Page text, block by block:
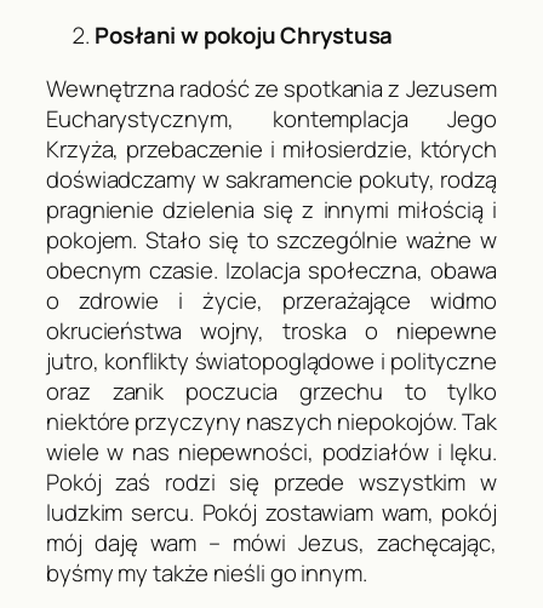
Posłani w pokoju Chrystusa
Wewnętrzna radość ze spotkania z Jezusem
Eucharystycznym, kontemplacja Jego
Krzyża, przebaczenie i miłosierdzie, których
doświadczamy w sakramencie pokuty, rodzą
pragnienie dzielenia się z innymi miłością i
pokojem. Stało się to szczególnie ważne w
obecnym czasie. Izolacja społeczna, obawa
o zdrowie i życie, przerażające widmo
okrucieństwa wojny, troska o niepewne
jutro, konflikty światopoglądowe i polityczne
oraz zanik poczucia grzechu to tylko
niektóre przyczyny naszych niepokojów. Tak
wiele w nas niepewności, podziałów i lęku.
Pokój zaś rodzi się przede wszystkim w
ludzkim sercu. Pokój zostawiam wam, pokój
mój daję wam– mówi Jezus, zachęcając,
byśmy my także nieśli go innym.